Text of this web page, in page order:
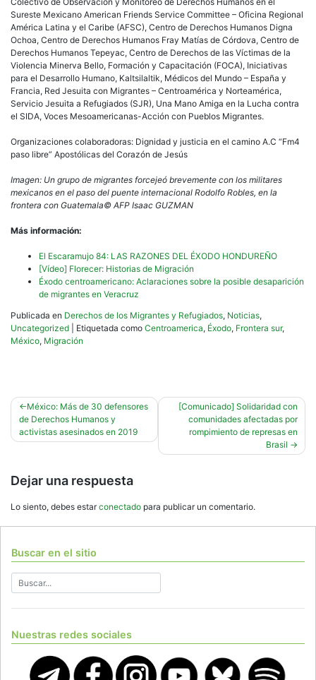
Sureste Mexicano American Friends Service Committee – Oficina Regional
América Latina y el Caribe (AFSC), Centro de Derechos Humanos Digna
Ochoa, Centro de Derechos Humanos Fray Matías de Córdova, Centro de
Derechos Humanos Tepeyac, Centro de Derechos de las Víctimas de la
Violencia Minerva Bello, Formación y Capacitación (FOCA), Iniciativas
para el Desarrollo Humano, Kaltsilaltik, Médicos del Mundo – España y
Francia, Red Jesuita con Migrantes – Centroamérica y Norteamérica,
Servicio Jesuita a Refugiados (SJR), Una Mano Amiga en la Lucha contra
el SIDA, Voces Mesoamericanas-Acción con Pueblos Migrantes.
Organizaciones colaboradoras: Dignidad y justicia en el camino A.C “Fm4
paso libre” Apostólicas del Corazón de Jesús
Imagen: Un grupo de migrantes forcejeó brevemente con los militares
mexicanos en el paso del puente internacional Rodolfo Robles, en la
frontera con Guatemala© AFP Isaac GUZMAN
Más información:
El Escaramujo 84: LAS RAZONES DEL ÉXODO HONDUREÑO
[Vídeo] Florecer: Historias de Migración
Éxodo centroamericano: Aclaraciones sobre la posible desaparición
de migrantes en Veracruz
Publicada en Derechos de los Migrantes y Refugiados, Noticias,
Uncategorized
Etiquetada como Centroamerica, Éxodo, Frontera sur,
México, Migración
Navegación
de
entradas
México: Más de 30 defensores
de Derechos Humanos y
activistas asesinados en 2019
[Comunicado] Solidaridad con
comunidades afectadas por
rompimiento de represas en
Brasil
Dejar una respuesta
Lo siento, debes estarconectado para publicar un comentario.
Buscar en el sitio
Nuestras redes sociales